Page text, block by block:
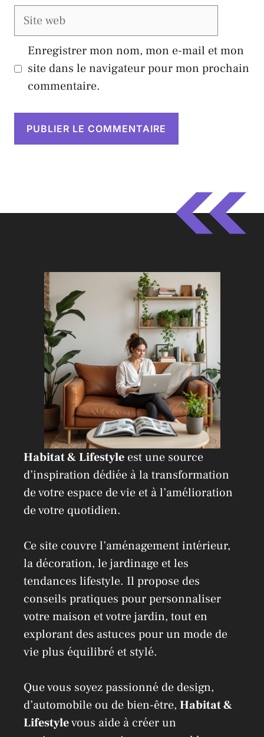
Site
Enregistrer mon nom, mon e-mail et mon
site dans le navigateur pour mon prochain
commentaire.
e
Habitat & Lifestyle est une source
d’inspiration dédiée à la transformation
de votre espace de vie et à l’amélioration
de votre quotidien.
Ce site couvre l’aménagement intérieur,
la décoration, le jardinage et les
tendances lifestyle. Il propose des
conseils pratiques pour personnaliser
votre maison et votre jardin, tout en
explorant des astuces pour un mode de
vie plus équilibré et stylé.
Que vous soyez passionné de design,
d’automobile ou de bien-être, Habitat &
Lifestylevous aide à créer un